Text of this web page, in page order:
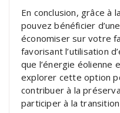
En conclusion, grâce à
pouvez bénéficier
économiser sur votre
favorisant l’utilisation
que l’énergie éolienne
explorer cette option
contribuer à la
participer à la